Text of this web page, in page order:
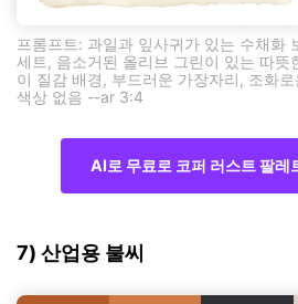
프롬프트: 과일과 잎사귀가 있는 수채화
세트, 음소거된 올리브 그린이 있는 따뜻
이 질감 배경, 부드러운 가장자리, 조화
색상 없음 --ar 3:4
AI로 무료로 코퍼 러스트 팔레
7) 산업용 불씨